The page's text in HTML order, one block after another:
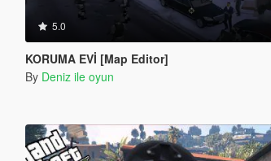
5.0
KORUMA EVİ [Map Editor]
By Deniz ile oyun